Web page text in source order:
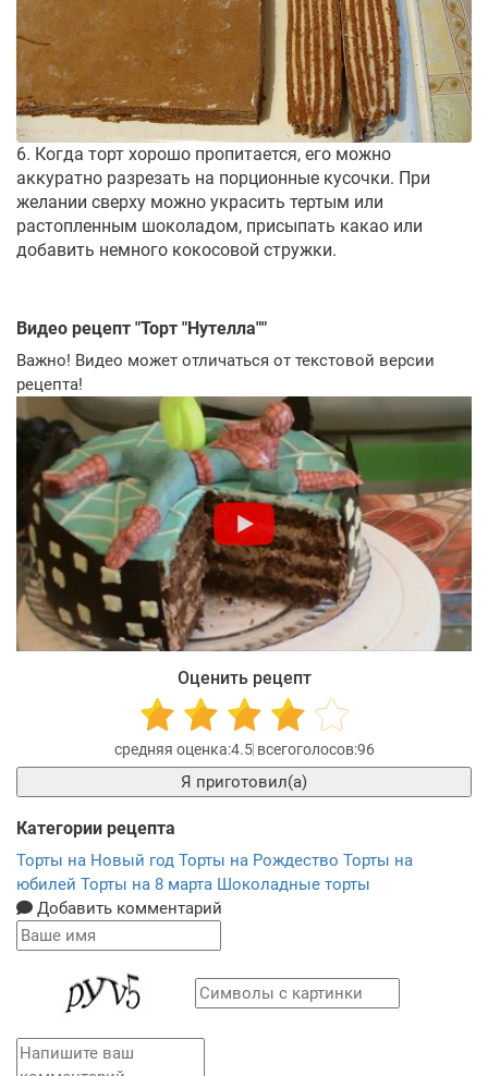
6. Когда торт хорошо пропитается, его можно
аккуратно разрезать на порционные кусочки. При
желании сверху можно украсить тертым или
растопленным шоколадом, присыпать какао или
добавить немного кокосовой стружки.
Видео рецепт "Торт "Нутелла""
Важно! Видео может отличаться от текстовой версии
рецепта!
Оценить рецепт
4.5 96
Я приготовил(а)
Категории рецепта
Торты на Новый год Торты на Рождество Торты на
юбилей Торты на 8 марта Шоколадные торты
Добавить комментарий